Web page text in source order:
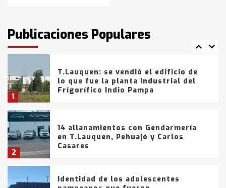
Publicaciones Populares
fueron detenidos por
comercialización de drogas en la
tarde del sábado
1
T.Lauquen: se vendió el edificio de
lo que fue la planta Industrial del
Frígorífico Indio Pampa
2
14 allanamientos con Gendarmería
en T.Lauquen, Pehuajó y Carlos
Casares
Identidad de los adolescentes